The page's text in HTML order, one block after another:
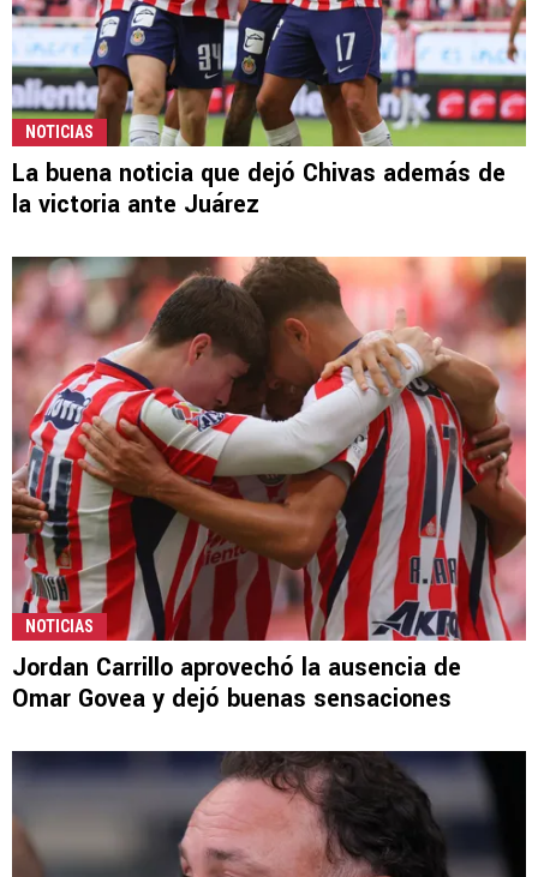
NOTICIAS
La buena noticia que dejó Chivas además de
la victoria ante Juárez
NOTICIAS
Jordan Carrillo aprovechó la ausencia de
Omar Govea y dejó buenas sensaciones